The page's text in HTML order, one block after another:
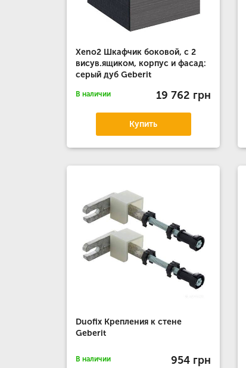
Xeno2 Шкафчик боковой, с 2
висув.ящиком, корпус и фасад:
серый дуб Geberit
В наличии 19 762 грн
Купить
Duofix Крепления к стене
Geberit
В наличии 954 грн